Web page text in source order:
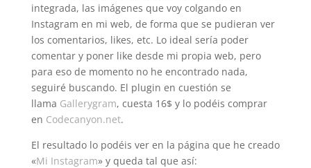
integrada, las imágenes que voy colgando en
Instagram en mi web, de forma que se pudieran ver
los comentarios, likes, etc. Lo ideal sería poder
comentar y poner like desde mi propia web, pero
para eso de momento no he encontrado nada,
seguiré buscando. El plugin en cuestión se
llama Gallerygram, cuesta 16$ y lo podéis comprar
en Codecanyon.net.
El resultado lo podéis ver en la página que he creado
«Mi Instagram» y queda tal que así: